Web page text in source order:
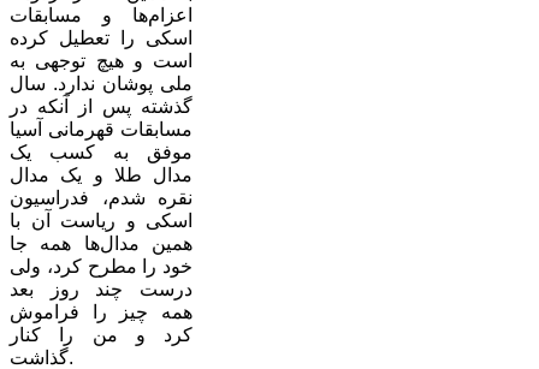
اعزام‌ها و مسابقات
اسکی را تعطیل کرده
است و هیچ توجهی به
ملی پوشان ندارد. سال
گذشته پس از آنکه در
مسابقات قهرمانی آسیا
موفق به کسب یک
مدال طلا و یک مدال
نقره شدم، فدراسیون
اسکی و ریاست آن با
همین مدال‌ها همه جا
خود را مطرح کرد، ولی
درست چند روز بعد
همه چیز را فراموش
کرد و من را کنار
گذاشت.